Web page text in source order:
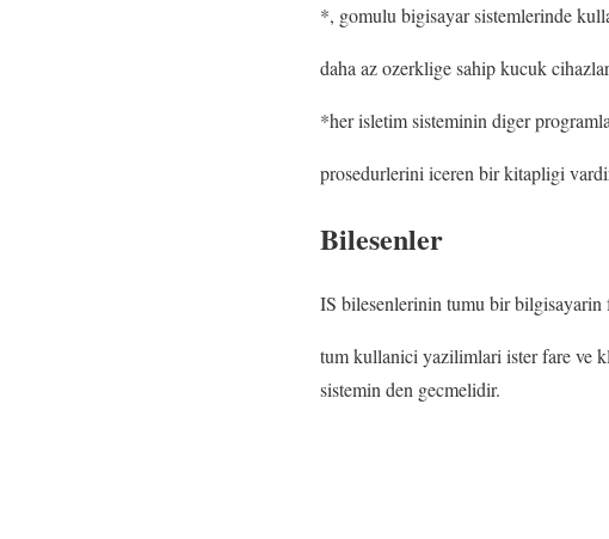
*, gomulu bigisayar sistemlerinde
daha az ozerklige sahip kucuk
*her isletim sisteminin diger
prosedurlerini iceren bir kitapligi
Bilesenler
IS bilesenlerinin tumu bir
tum kullanici yazilimlari ister fare ve
sistemin den gecmelidir.